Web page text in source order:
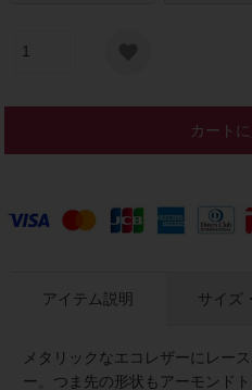
カート
アイテム説明
メタリックなエコレザーにレー
ー。つま先の形状もアーモンド
サイズ